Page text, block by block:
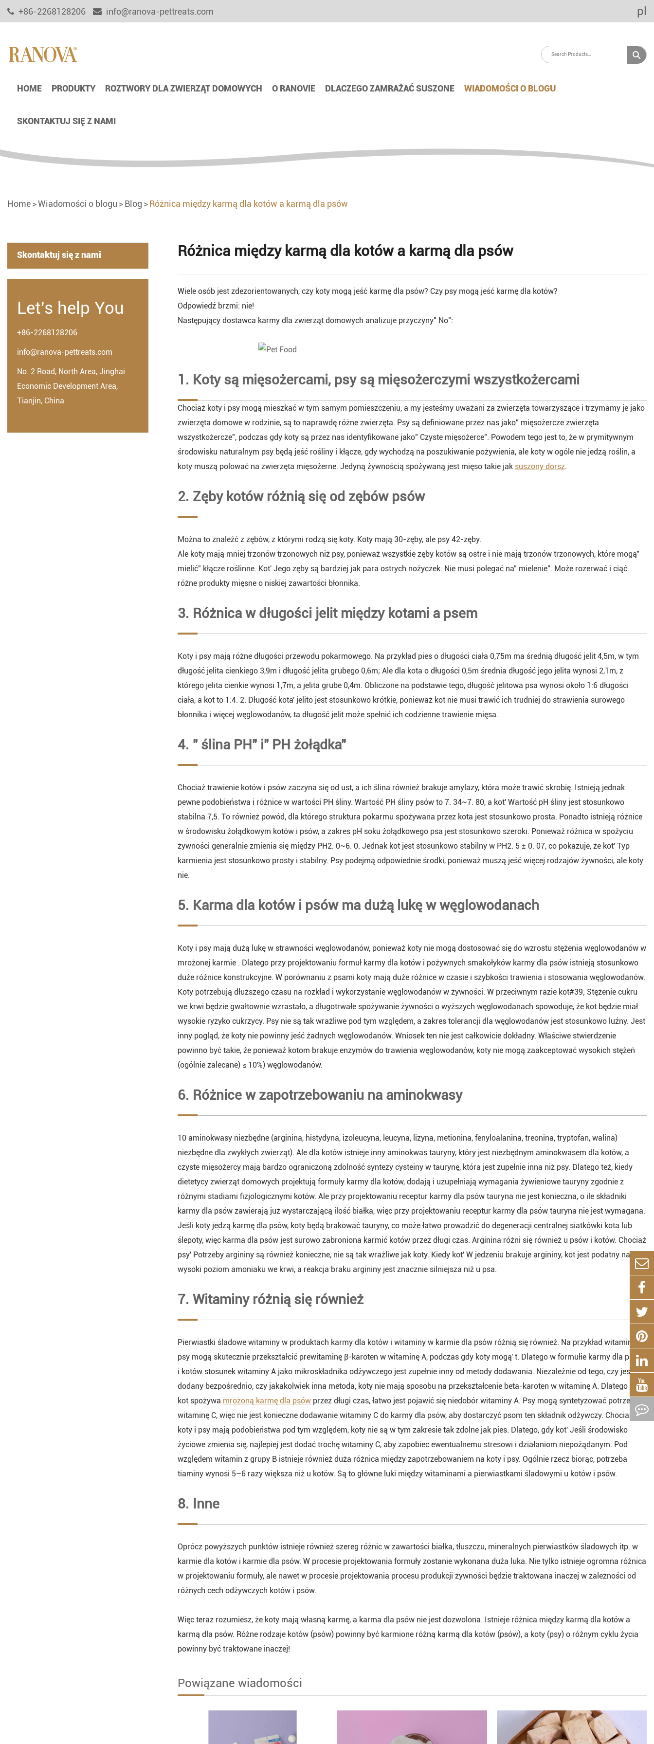
+86-2268128206 info@ranova-pettreats.com pl
HOME PRODUKTY ROZTWORY DLA ZWIERZĄT DOMOWYCH O RANOVIE DLACZEGO ZAMRAŻAĆ SUSZONE WIADOMOŚCI O BLOGU
SKONTAKTUJ SIĘ Z NAMI
Home Wiadomości o blogu Blog Różnica między karmą dla kotów a karmą dla psów
Skontaktuj się z nami
Let's help You
+86-2268128206
info@ranova-pettreats.com
No. 2 Road, North Area, Jinghai
Economic Development Area,
Tianjin, China
Różnica między karmą dla kotów a karmą dla psów
Wiele osób jest zdezorientowanych, czy koty mogą jeść karmę dla psów? Czy psy mogą jeść karmę dla kotów?
Odpowiedź brzmi: nie!
Następujący dostawca karmy dla zwierząt domowych analizuje przyczyny" No":
1. Koty są mięsożercami, psy są mięsożerczymi wszystkożercami
Chociaż koty i psy mogą mieszkać w tym samym pomieszczeniu, a my jesteśmy uważani za zwierzęta towarzyszące i trzymamy je jako
zwierzęta domowe w rodzinie, są to naprawdę różne zwierzęta. Psy są definiowane przez nas jako" mięsożercze zwierzęta
wszystkożercze", podczas gdy koty są przez nas identyfikowane jako" Czyste mięsożerce". Powodem tego jest to, że w prymitywnym
środowisku naturalnym psy będą jeść rośliny i kłącze, gdy wychodzą na poszukiwanie pożywienia, ale koty w ogóle nie jedzą roślin, a
koty muszą polować na zwierzęta mięsożerne. Jedyną żywnością spożywaną jest mięso takie jak suszony dorsz.
2. Zęby kotów różnią się od zębów psów
Można to znaleźć z zębów, z którymi rodzą się koty. Koty mają 30-zęby, ale psy 42-zęby.
Ale koty mają mniej trzonów trzonowych niż psy, ponieważ wszystkie zęby kotów są ostre i nie mają trzonów trzonowych, które mogą"
mielić" kłącze roślinne. Kot' Jego zęby są bardziej jak para ostrych nożyczek. Nie musi polegać na" mielenie". Może rozerwać i ciąć
różne produkty mięsne o niskiej zawartości błonnika.
3. Różnica w długości jelit między kotami a psem
Koty i psy mają różne długości przewodu pokarmowego. Na przykład pies o długości ciała 0,75m ma średnią długość jelit 4,5m, w tym
długość jelita cienkiego 3,9m i długość jelita grubego 0,6m; Ale dla kota o długości 0,5m średnia długość jego jelita wynosi 2,1m, z
którego jelita cienkie wynosi 1,7m, a jelita grube 0,4m. Obliczone na podstawie tego, długość jelitowa psa wynosi około 1:6 długości
ciała, a kot to 1:4. 2. Długość kota' jelito jest stosunkowo krótkie, ponieważ kot nie musi trawić ich trudniej do strawienia surowego
błonnika i więcej węglowodanów, ta długość jelit może spełnić ich codzienne trawienie mięsa.
4. " ślina PH" i" PH żołądka"
Chociaż trawienie kotów i psów zaczyna się od ust, a ich ślina również brakuje amylazy, która może trawić skrobię. Istnieją jednak
pewne podobieństwa i różnice w wartości PH śliny. Wartość PH śliny psów to 7. 34~7. 80, a kot' Wartość pH śliny jest stosunkowo
stabilna 7,5. To również powód, dla którego struktura pokarmu spożywana przez kota jest stosunkowo prosta. Ponadto istnieją różnice
w środowisku żołądkowym kotów i psów, a zakres pH soku żołądkowego psa jest stosunkowo szeroki. Ponieważ różnica w spożyciu
żywności generalnie zmienia się między PH2. 0~6. 0. Jednak kot jest stosunkowo stabilny w PH2. 5 ± 0. 07, co pokazuje, że kot' Typ
karmienia jest stosunkowo prosty i stabilny. Psy podejmą odpowiednie środki, ponieważ muszą jeść więcej rodzajów żywności, ale koty
nie.
5. Karma dla kotów i psów ma dużą lukę w węglowodanach
Koty i psy mają dużą lukę w strawności węglowodanów, ponieważ koty nie mogą dostosować się do wzrostu stężenia węglowodanów w
mrożonej karmie . Dlatego przy projektowaniu formuł karmy dla kotów i pożywnych smakołyków karmy dla psów istnieją stosunkowo
duże różnice konstrukcyjne. W porównaniu z psami koty mają duże różnice w czasie i szybkości trawienia i stosowania węglowodanów.
Koty potrzebują dłuższego czasu na rozkład i wykorzystanie węglowodanów w żywności. W przeciwnym razie kot#39; Stężenie cukru
we krwi będzie gwałtownie wzrastało, a długotrwałe spożywanie żywności o wyższych węglowodanach spowoduje, że kot będzie miał
wysokie ryzyko cukrzycy. Psy nie są tak wrażliwe pod tym względem, a zakres tolerancji dla węglowodanów jest stosunkowo luźny. Jest
inny pogląd, że koty nie powinny jeść żadnych węglowodanów. Wniosek ten nie jest całkowicie dokładny. Właściwe stwierdzenie
powinno być takie, że ponieważ kotom brakuje enzymów do trawienia węglowodanów, koty nie mogą zaakceptować wysokich stężeń
(ogólnie zalecane) ≤ 10%) węglowodanów.
6. Różnice w zapotrzebowaniu na aminokwasy
10 aminokwasy niezbędne (arginina, histydyna, izoleucyna, leucyna, lizyna, metionina, fenyloalanina, treonina, tryptofan, walina)
niezbędne dla zwykłych zwierząt). Ale dla kotów istnieje inny aminokwas tauryny, który jest niezbędnym aminokwasem dla kotów, a
czyste mięsożercy mają bardzo ograniczoną zdolność syntezy cysteiny w taurynę, która jest zupełnie inna niż psy. Dlatego też, kiedy
dietetycy zwierząt domowych projektują formuły karmy dla kotów, dodają i uzupełniają wymagania żywieniowe tauryny zgodnie z
różnymi stadiami fizjologicznymi kotów. Ale przy projektowaniu receptur karmy dla psów tauryna nie jest konieczna, o ile składniki
karmy dla psów zawierają już wystarczającą ilość białka, więc przy projektowaniu receptur karmy dla psów tauryna nie jest wymagana.
Jeśli koty jedzą karmę dla psów, koty będą brakować tauryny, co może łatwo prowadzić do degeneracji centralnej siatkówki kota lub
ślepoty, więc karma dla psów jest surowo zabroniona karmić kotów przez długi czas. Arginina różni się również u psów i kotów. Chociaż
psy' Potrzeby argininy są również konieczne, nie są tak wrażliwe jak koty. Kiedy kot' W jedzeniu brakuje argininy, kot jest podatny na
wysoki poziom amoniaku we krwi, a reakcja braku argininy jest znacznie silniejsza niż u psa.
7. Witaminy różnią się również
Pierwiastki śladowe witaminy w produktach karmy dla kotów i witaminy w karmie dla psów różnią się również. Na przykład witamina A,
psy mogą skutecznie przekształcić prewitaminę β-karoten w witaminę A, podczas gdy koty mogą' t. Dlatego w formułie karmy dla psów
i kotów stosunek witaminy A jako mikroskładnika odżywczego jest zupełnie inny od metody dodawania. Niezależnie od tego, czy jest on
dodany bezpośrednio, czy jakakolwiek inna metoda, koty nie mają sposobu na przekształcenie beta-karoten w witaminę A. Dlatego jeśli
kot spożywa mrożoną karmę dla psów przez długi czas, łatwo jest pojawić się niedobór witaminy A. Psy mogą syntetyzować potrzebną
witaminę C, więc nie jest konieczne dodawanie witaminy C do karmy dla psów, aby dostarczyć psom ten składnik odżywczy. Chociaż
koty i psy mają podobieństwa pod tym względem, koty nie są w tym zakresie tak zdolne jak pies. Dlatego, gdy kot' Jeśli środowisko
życiowe zmienia się, najlepiej jest dodać trochę witaminy C, aby zapobiec ewentualnemu stresowi i działaniom niepożądanym. Pod
względem witamin z grupy B istnieje również duża różnica między zapotrzebowaniem na koty i psy. Ogólnie rzecz biorąc, potrzeba
tiaminy wynosi 5–6 razy większa niż u kotów. Są to główne luki między witaminami a pierwiastkami śladowymi u kotów i psów.
8. Inne
Oprócz powyższych punktów istnieje również szereg różnic w zawartości białka, tłuszczu, mineralnych pierwiastków śladowych itp. w
karmie dla kotów i karmie dla psów. W procesie projektowania formuły zostanie wykonana duża luka. Nie tylko istnieje ogromna różnica
w projektowaniu formuły, ale nawet w procesie projektowania procesu produkcji żywności będzie traktowana inaczej w zależności od
różnych cech odżywczych kotów i psów.
Więc teraz rozumiesz, że koty mają własną karmę, a karma dla psów nie jest dozwolona. Istnieje różnica między karmą dla kotów a
karmą dla psów. Różne rodzaje kotów (psów) powinny być karmione różną karmą dla kotów (psów), a koty (psy) o różnym cyklu życia
powinny być traktowane inaczej!
Powiązane wiadomości